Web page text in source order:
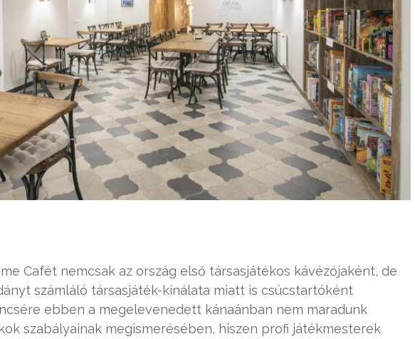
Cafét nemcsak az ország első társasjátékos kávézójaként, de
számláló társasjáték-kínálata miatt is csúcstartóként
ebben a megelevenedett kánaánban nem maradunk
szabályainak megismerésében, hiszen profi játékmesterek